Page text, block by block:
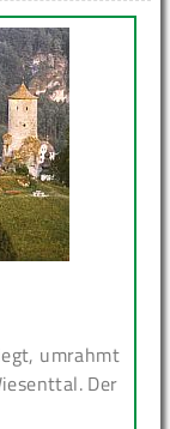
umrahmt
Der